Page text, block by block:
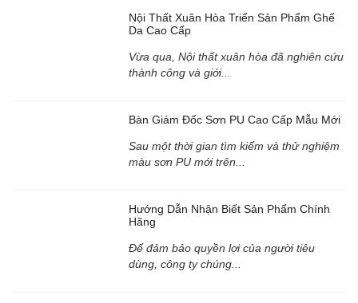
Nội Thất Xuân Hòa Triển Sản Phẩm Ghế
Da Cao Cấp
Vừa qua, Nội thất xuân hòa đã nghiên cứu
thành công và giới...
Bàn Giám Đốc Sơn PU Cao Cấp Mẫu Mới
Sau một thời gian tìm kiếm và thử nghiệm
màu sơn PU mới trên...
Hướng Dẫn Nhận Biết Sản Phẩm Chính
Hãng
Để đảm bảo quyền lợi của người tiêu
dùng, công ty chúng...